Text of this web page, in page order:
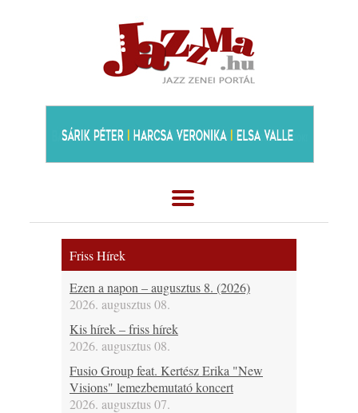
Friss Hírek
Ezen a napon – augusztus 8. (2026)
2026. augusztus 08.
Kis hírek – friss hírek
2026. augusztus 08.
Fusio Group feat. Kertész Erika "New
Visions" lemezbemutató koncert
2026. augusztus 07.